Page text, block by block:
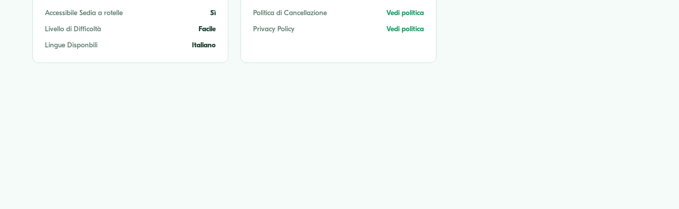
Accessibile Sedia a rotelle
Sì
Livello di Difficoltà
Facile
Lingue Disponbili
Italiano
Politica di Cancellazione
Vedi politica
Privacy Policy
Vedi politica